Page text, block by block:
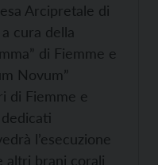
Arcipretale di
a cura della
di Fiemme e
Novum”
di Fiemme e
l’esecuzione
altri brani corali